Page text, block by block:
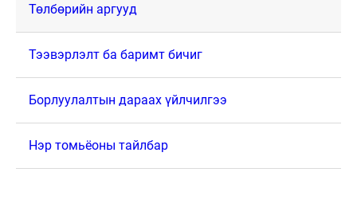
Төлбөрийн аргууд
Тээвэрлэлт ба баримт бичиг
Борлуулалтын дараах үйлчилгээ
Нэр томьёоны тайлбар